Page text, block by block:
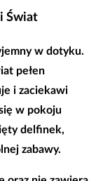
Świat
w dotyku.
pełen
i zaciekawi
w pokoju
delfinek,
zabawy.